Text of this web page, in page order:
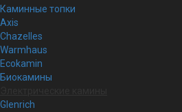
Каминные топки
Axis
Chazelles
Warmhaus
Ecokamin
Биокамины
Glenrich